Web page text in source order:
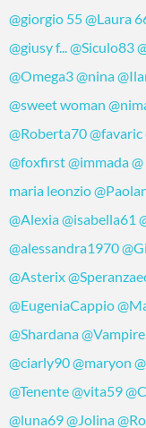
@giorgio 55@Laura
@giusy f...@Siculo83
@Omega3@nina
@sweet woman
@Roberta70@favaric
@foxfirst@immada
maria leonzio
@Alexia@isabella61
@alessandra1970
@Asterix
@EugeniaCappio
@Shardana@Vampire
@ciarly90@maryon
@Tenente@vita59
@luna69@Jolina